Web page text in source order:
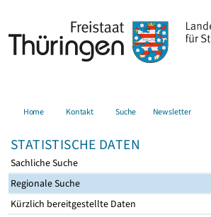
Home Kontakt Suche Newsletter
STATISTISCHE DATEN
Sachliche Suche
Regionale Suche
Kürzlich bereitgestellte Daten